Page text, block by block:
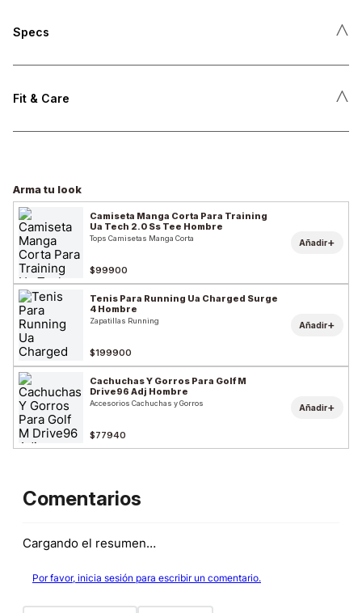
Specs ˄
Fit & Care ˄
Arma tu look
Camiseta Manga Corta Para Training
Ua Tech 2.0 Ss Tee Hombre
Tops Camisetas Manga Corta
$99900
Añadir+
Tenis Para Running Ua Charged Surge
4 Hombre
Zapatillas Running
$199900
Añadir+
Cachuchas Y Gorros Para Golf M
Drive96 Adj Hombre
Accesorios Cachuchas y Gorros
$77940
Añadir+
Comentarios
Cargando el resumen…
Por favor, inicia sesión para escribir un comentario.